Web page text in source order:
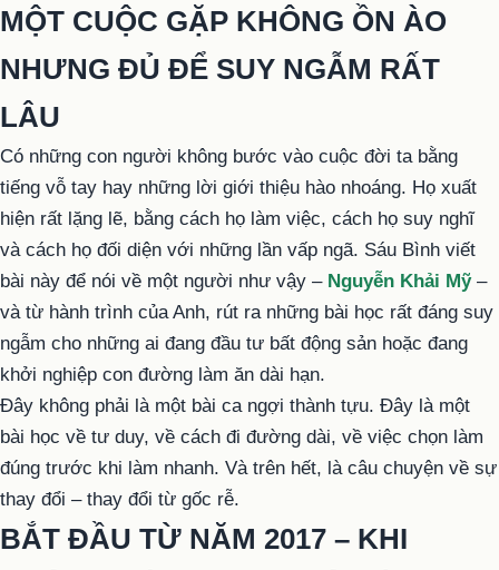
MỘT CUỘC GẶP KHÔNG ỒN ÀO
NHƯNG ĐỦ ĐỂ SUY NGẪM RẤT
LÂU
Có những con người không bước vào cuộc đời ta bằng
tiếng vỗ tay hay những lời giới thiệu hào nhoáng. Họ xuất
hiện rất lặng lẽ, bằng cách họ làm việc, cách họ suy nghĩ
và cách họ đối diện với những lần vấp ngã. Sáu Bình viết
bài này để nói về một người như vậy – Nguyễn Khải Mỹ–
và từ hành trình của Anh, rút ra những bài học rất đáng suy
ngẫm cho những ai đang đầu tư bất động sản hoặc đang
khởi nghiệp con đường làm ăn dài hạn.
Đây không phải là một bài ca ngợi thành tựu. Đây là một
bài học về tư duy, về cách đi đường dài, về việc chọn làm
đúng trước khi làm nhanh. Và trên hết, là câu chuyện về sự
thay đổi – thay đổi từ gốc rễ.
BẮT ĐẦU TỪ NĂM 2017 – KHI